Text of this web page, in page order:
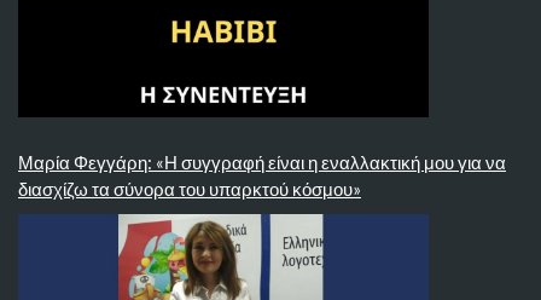
Μαρία Φεγγάρη: «Η συγγραφή είναι η εναλλακτική μου για να
διασχίζω τα σύνορα του υπαρκτού κόσμου»